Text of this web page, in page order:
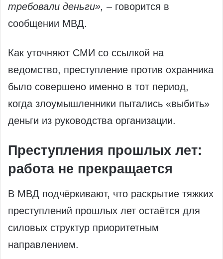
требовали деньги», – говорится в
сообщении МВД.
Как уточняют СМИ со ссылкой на
ведомство, преступление против охранника
было совершено именно в тот период,
когда злоумышленники пытались «выбить»
деньги из руководства организации.
Преступления прошлых лет:
работа не прекращается
В МВД подчёркивают, что раскрытие тяжких
преступлений прошлых лет остаётся для
силовых структур приоритетным
направлением.